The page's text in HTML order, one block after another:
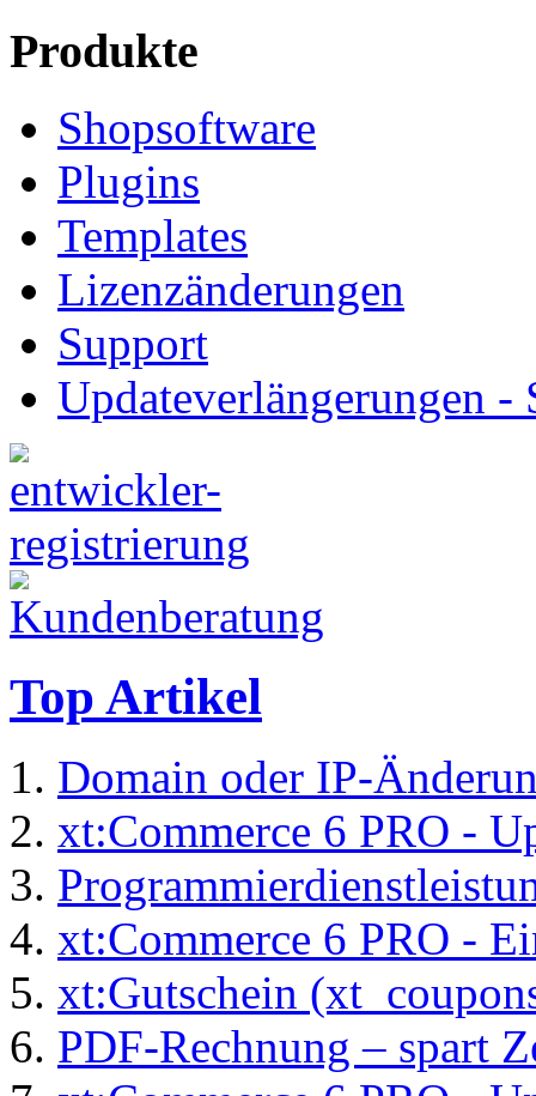
Produkte
Shopsoftware
Plugins
Templates
Lizenzänderungen
Support
Updateverlängerungen -
Top Artikel
Domain oder IP-
xt:Commerce 6 PRO -
xt:Commerce 6 PRO -
xt:Gutschein
PDF-Rechnung – spart